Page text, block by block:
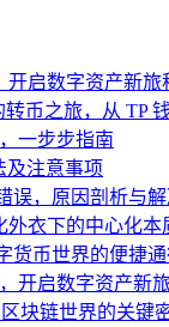
开启数字资产新旅
币之旅，从 TP
一步步指南
及注意事项
误，原因剖析与
外衣下的中心化本
货币世界的便捷
开启数字资产新
块链世界的关键